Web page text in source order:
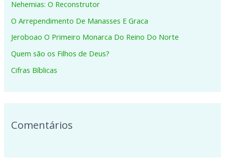
s
a
r
p
o
Nehemias: O Reconstrutor
O Arrependimento De Manasses E Graca
Jeroboao O Primeiro Monarca Do Reino Do Norte
Quem são os Filhos de Deus?
Cifras Bíblicas
Comentários